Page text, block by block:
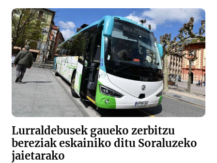
Lurraldebusek gaueko zerbitzu
bereziak eskainiko ditu Soraluzeko
jaietarako